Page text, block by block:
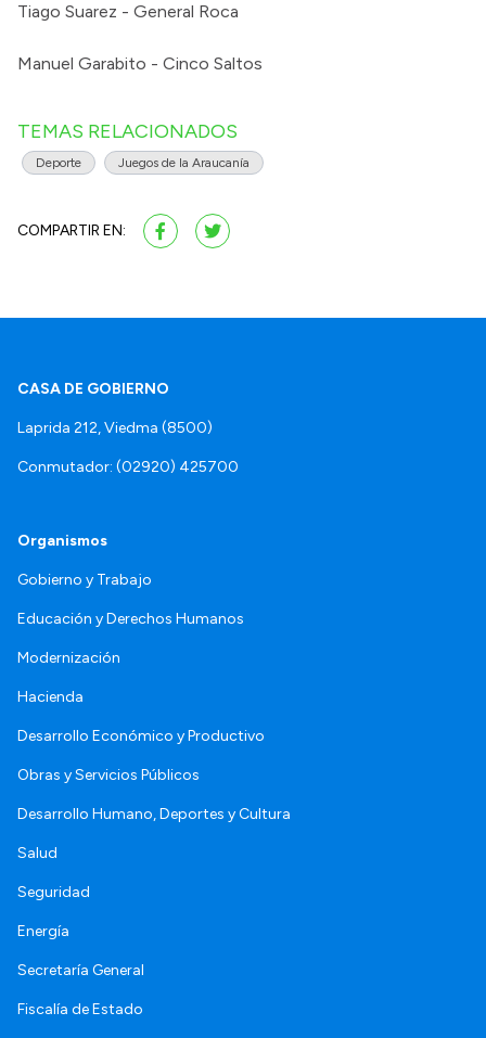
Tiago Suarez - General Roca
Manuel Garabito - Cinco Saltos
TEMAS RELACIONADOS
Deporte Juegos de la Araucanía
COMPARTIR EN:
CASA DE GOBIERNO
Laprida 212, Viedma (8500)
Conmutador: (02920) 425700
Organismos
Gobierno y Trabajo
Educación y Derechos Humanos
Modernización
Hacienda
Desarrollo Económico y Productivo
Obras y Servicios Públicos
Desarrollo Humano, Deportes y Cultura
Salud
Seguridad
Energía
Secretaría General
Fiscalía de Estado